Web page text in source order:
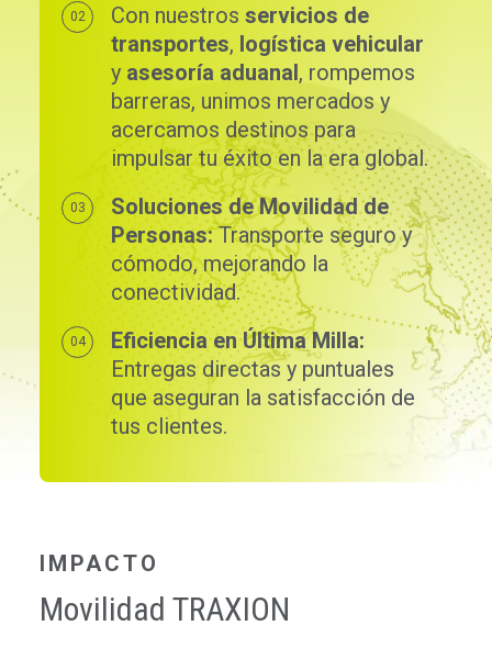
Con nuestros servicios de
transportes, logística vehicular
y asesoría aduanal, rompemos
barreras, unimos mercados y
acercamos destinos para
impulsar tu éxito en la era global.
Soluciones de Movilidad de
Personas:Transporte seguro y
cómodo, mejorando la
conectividad.
Eficiencia en Última Milla:
Entregas directas y puntuales
que aseguran la satisfacción de
tus clientes.
IMPACTO
Movilidad TRAXION